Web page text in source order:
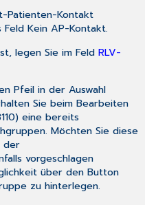
Patienten-Kontakt
Feld Kein AP-Kontakt.
legen Sie im Feld RLV-
Pfeil in der Auswahl
Sie beim Bearbeiten
eine bereits
Möchten Sie diese
der
vorgeschlagen
über den Button
zu hinterlegen.